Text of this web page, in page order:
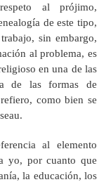
al prójimo,
de este tipo,
sin embargo,
al problema, es
en una de las
de las formas de
como bien se
al elemento
yo, por cuanto que
la educación, los